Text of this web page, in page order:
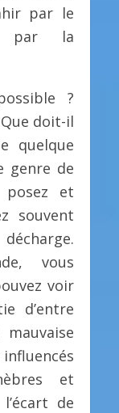
par le
par la
?
doit-il
quelque
genre de
posez et
souvent
vous
voir
d’entre
et
de